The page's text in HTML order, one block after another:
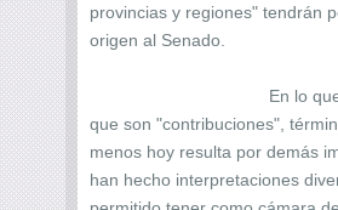
provincias y regiones" tendrán
origen al Senado.
En lo que
que son "contribuciones",
menos hoy resulta por demás
han hecho interpretaciones